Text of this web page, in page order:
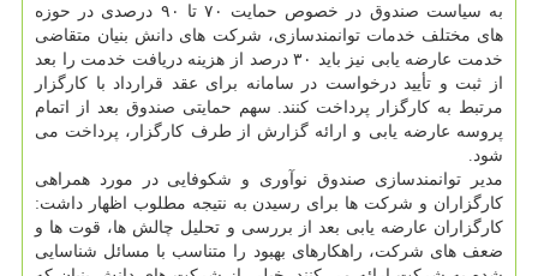
به سیاست صندوق در خصوص حمایت ۷۰ تا ۹۰ درصدی در حوزه
های مختلف خدمات توانمندسازی، شرکت های دانش بنیان متقاضی
خدمت عارضه یابی نیز باید ۳۰ درصد از هزینه دریافت خدمت را بعد
از ثبت و تأیید درخواست در سامانه برای عقد قرارداد با کارگزار
مرتبط به کارگزار پرداخت کنند. سهم حمایتی صندوق بعد از اتمام
پروسه عارضه یابی و ارائه گزارش از طرف کارگزار، پرداخت می
شود.
مدیر توانمندسازی صندوق نوآوری و شکوفایی در مورد همراهی
کارگزاران و شرکت ها برای رسیدن به نتیجه مطلوب اظهار داشت:
کارگزاران عارضه یابی بعد از بررسی و تحلیل چالش ها، قوت ها و
ضعف های شرکت، راهکارهای بهبود را متناسب با مسائل شناسایی